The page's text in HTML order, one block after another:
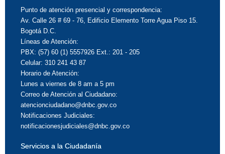
Punto de atención presencial y correspondencia:
Av. Calle 26 # 69 - 76, Edificio Elemento Torre Agua Piso 15.
Bogotá D.C.
Líneas de Atención:
PBX: (57) 60 (1) 5557926 Ext.: 201 - 205
Celular: 310 241 43 87
Horario de Atención:
Lunes a viernes de 8 am a 5 pm
Correo de Atención al Ciudadano:
atencionciudadano@dnbc.gov.co
Notificaciones Judiciales:
notificacionesjudiciales@dnbc.gov.co
Servicios a la Ciudadanía